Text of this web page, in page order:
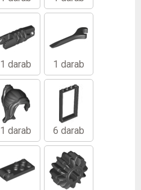
1 darab 1 darab
1 darab 6 darab